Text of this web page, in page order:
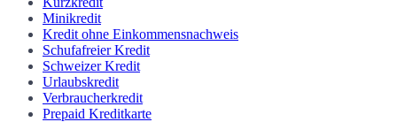
Minikredit
Kredit ohne Einkommensnachweis
Schufafreier Kredit
Schweizer Kredit
Urlaubskredit
Verbraucherkredit
Prepaid Kreditkarte